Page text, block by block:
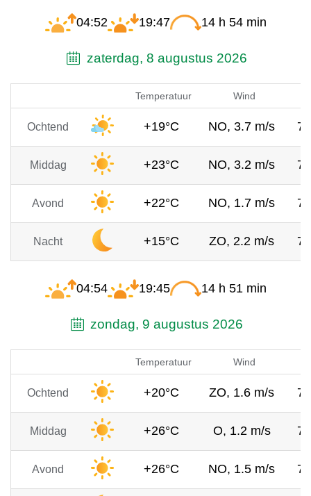
04:52 19:47 14 h 54 min
zaterdag, 8 augustus 2026
Temperatuur Wind
Ochtend +19°C NO, 3.7 m/s
Middag +23°C NO, 3.2 m/s
Avond +22°C NO, 1.7 m/s
Nacht +15°C ZO, 2.2 m/s
04:54 19:45 14 h 51 min
zondag, 9 augustus 2026
Temperatuur Wind
Ochtend +20°C ZO, 1.6 m/s
Middag +26°C O, 1.2 m/s
Avond +26°C NO, 1.5 m/s